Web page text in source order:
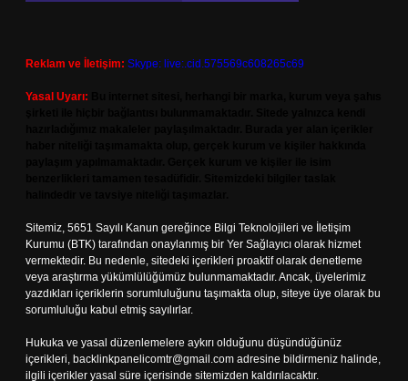
Reklam ve İletişim: Skype: live:.cid.575569c608265c69
Yasal Uyarı:
Sitemiz, 5651 Sayılı Kanun gereğince Bilgi Teknolojileri ve İletişim
Kurumu (BTK) tarafından onaylanmış bir Yer Sağlayıcı olarak hizmet
vermektedir. Bu nedenle, sitedeki içerikleri proaktif olarak denetleme
veya araştırma yükümlülüğümüz bulunmamaktadır. Ancak, üyelerimiz
yazdıkları içeriklerin sorumluluğunu taşımakta olup, siteye üye olarak bu
sorumluluğu kabul etmiş sayılırlar.
Hukuka ve yasal düzenlemelere aykırı olduğunu düşündüğünüz
içerikleri, backlinkpanelicomtr@gmail.com adresine bildirmeniz halinde,
ilgili içerikler yasal süre içerisinde sitemizden kaldırılacaktır.